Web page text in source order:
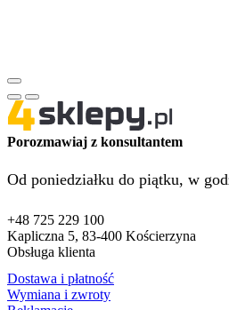
Porozmawiaj z konsultantem
Od poniedziałku do piątku, w
+48 725 229 100
Kapliczna 5, 83-400 Kościerzyna
Obsługa klienta
Dostawa i płatność
Wymiana i zwroty